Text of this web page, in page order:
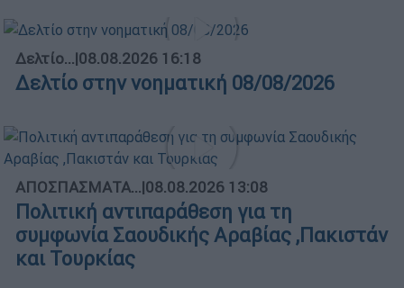
Δελτίο...|08.08.2026 16:18
Δελτίο στην νοηματική 08/08/2026
ΑΠΟΣΠΑΣΜΑΤΑ...|08.08.2026 13:08
Πολιτική αντιπαράθεση για τη
συμφωνία Σαουδικής Αραβίας ,Πακιστάν
και Τουρκίας